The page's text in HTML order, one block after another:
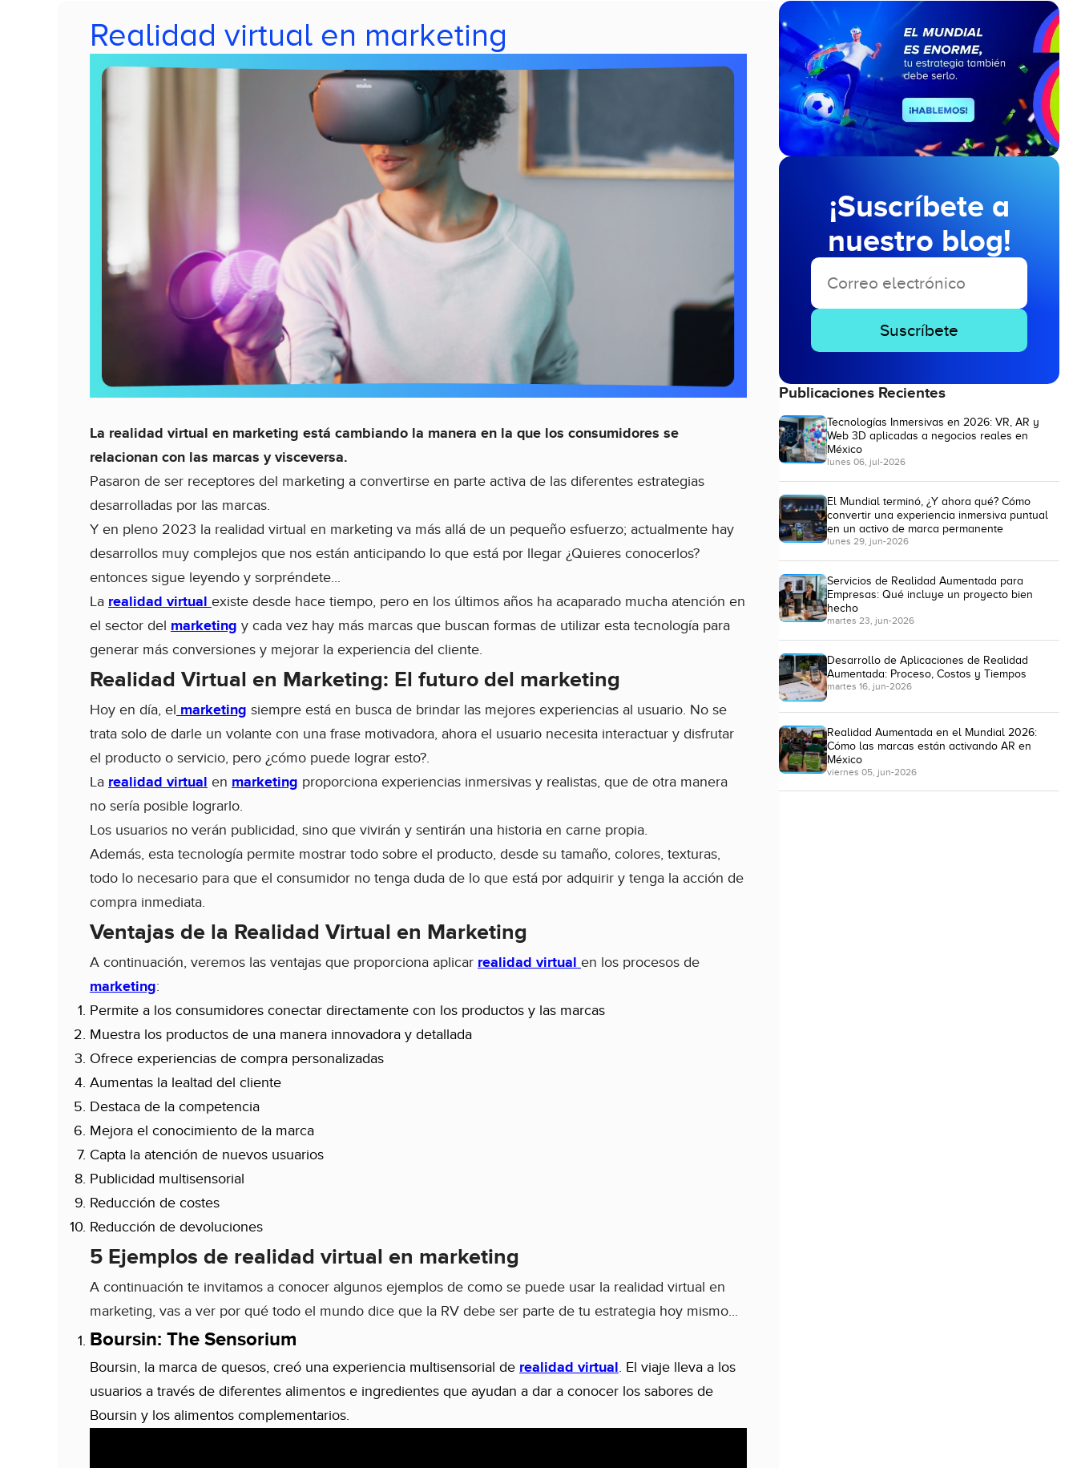
Realidad virtual en marketing
La realidad virtual en marketing está cambiando la manera en la que los consumidores se
relacionan con las marcas y visceversa.
Pasaron de ser receptores del marketing a convertirse en parte activa de las diferentes estrategias
desarrolladas por las marcas.
Y en pleno 2023 la realidad virtual en marketing va más allá de un pequeño esfuerzo; actualmente hay
desarrollos muy complejos que nos están anticipando lo que está por llegar ¿Quieres conocerlos?
entonces sigue leyendo y sorpréndete...
La realidad virtual existe desde hace tiempo, pero en los últimos años ha acaparado mucha atención en
el sector del marketing y cada vez hay más marcas que buscan formas de utilizar esta tecnología para
generar más conversiones y mejorar la experiencia del cliente.
Realidad Virtual en Marketing: El futuro del marketing
Hoy en día, el marketing siempre está en busca de brindar las mejores experiencias al usuario. No se
trata solo de darle un volante con una frase motivadora, ahora el usuario necesita interactuar y disfrutar
el producto o servicio, pero ¿cómo puede lograr esto?.
La realidad virtual en marketing proporciona experiencias inmersivas y realistas, que de otra manera
no sería posible lograrlo.
Los usuarios no verán publicidad, sino que vivirán y sentirán una historia en carne propia.
Además, esta tecnología permite mostrar todo sobre el producto, desde su tamaño, colores, texturas,
todo lo necesario para que el consumidor no tenga duda de lo que está por adquirir y tenga la acción de
compra inmediata.
Ventajas de la Realidad Virtual en Marketing
A continuación, veremos las ventajas que proporciona aplicar realidad virtual en los procesos de
marketing:
Permite a los consumidores conectar directamente con los productos y las marcas
Muestra los productos de una manera innovadora y detallada
Ofrece experiencias de compra personalizadas
Aumentas la lealtad del cliente
Destaca de la competencia
Mejora el conocimiento de la marca
Capta la atención de nuevos usuarios
Publicidad multisensorial
Reducción de costes
Reducción de devoluciones
5 Ejemplos de realidad virtual en marketing
A continuación te invitamos a conocer algunos ejemplos de como se puede usar la realidad virtual en
marketing, vas a ver por qué todo el mundo dice que la RV debe ser parte de tu estrategia hoy mismo...
Boursin: The Sensorium
Boursin, la marca de quesos, creó una experiencia multisensorial de realidad virtual. El viaje lleva a los
usuarios a través de diferentes alimentos e ingredientes que ayudan a dar a conocer los sabores de
Boursin y los alimentos complementarios.
¡Suscríbete a
nuestro blog!
Publicaciones Recientes
Tecnologías Inmersivas en 2026: VR, AR y
Web 3D aplicadas a negocios reales en
México
lunes 06, jul-2026
El Mundial terminó, ¿Y ahora qué? Cómo
convertir una experiencia inmersiva puntual
en un activo de marca permanente
lunes 29, jun-2026
Servicios de Realidad Aumentada para
Empresas: Qué incluye un proyecto bien
hecho
martes 23, jun-2026
Desarrollo de Aplicaciones de Realidad
Aumentada: Proceso, Costos y Tiempos
martes 16, jun-2026
Realidad Aumentada en el Mundial 2026:
Cómo las marcas están activando AR en
México
viernes 05, jun-2026